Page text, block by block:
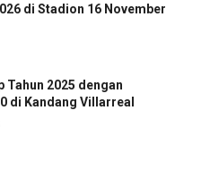
di Stadion 16 November
Tahun 2025 dengan
di Kandang Villarreal